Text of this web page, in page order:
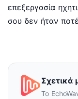
επεξεργασία
σου δεν ήταν
Σχετικά
Το